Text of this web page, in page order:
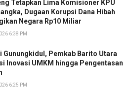
Tetapkan Lima Komisioner KPU
Dugaan Korupsi Dana Hibah
Negara Rp10 Miliar
6:38 PM
Gunungkidul, Pemkab Barito Utara
Inovasi UMKM hingga Pengentasan
6:25 PM